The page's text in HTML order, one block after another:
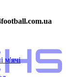
м'ячі